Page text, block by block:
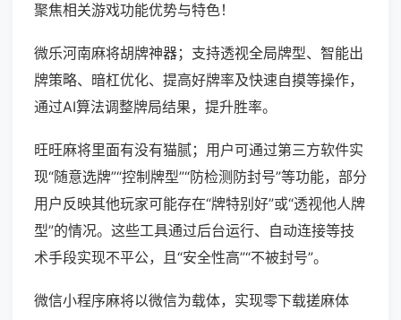
聚焦相关游戏功能优势与特色！
微乐河南麻将胡牌神器；支持透视全局牌型、智能出
牌策略、暗杠优化、提高好牌率及快速自摸等操作，
通过AI算法调整牌局结果，提升胜率。
旺旺麻将里面有没有猫腻；用户可通过第三方软件实
现“随意选牌”“控制牌型”“防检测防封号”等功能，部分
用户反映其他玩家可能存在“牌特别好”或“透视他人牌
型”的情况。这些工具通过后台运行、自动连接等技
术手段实现不平公，且“安全性高”“不被封号”。
微信小程序麻将以微信为载体，实现零下载搓麻体